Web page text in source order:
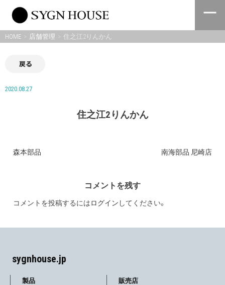
content
HOME 店舗管理 住之江2りんかん
戻る
2020.08.27
住之江2りんかん
投
ー
シ
森本部品 南海部品 尼崎店
コメントを残す
コメントを投稿するにはログイン してください。
sygnhouse.jp
製品 販売店